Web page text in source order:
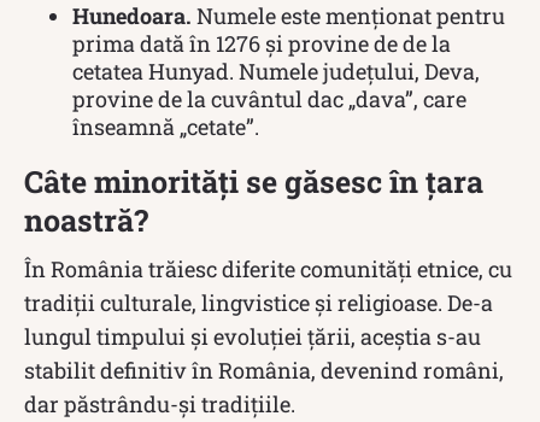
Hunedoara. Numele este menționat pentru
prima dată în 1276 și provine de de la
cetatea Hunyad. Numele județului, Deva,
provine de la cuvântul dac „dava”, care
înseamnă „cetate”.
Câte minorități se găsesc în țara
noastră?
În România trăiesc diferite comunități etnice, cu
tradiții culturale, lingvistice și religioase. De-a
lungul timpului și evoluției țării, aceștia s-au
stabilit definitiv în România, devenind români,
dar păstrându-și tradițiile.